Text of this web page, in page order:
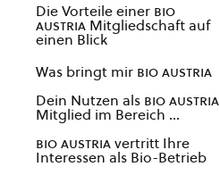
Die Vorteile einer bio
austria Mitgliedschaft auf
einen Blick
Was bringt mir bio austria
Dein Nutzen als bio austria
Mitglied im Bereich …
bio austriavertritt Ihre
Interessen als Bio-Betrieb